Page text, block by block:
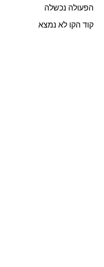
הפעולה נכשלה
קוד הקו לא נמצא